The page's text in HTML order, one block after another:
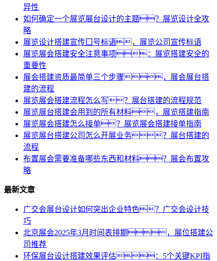
异性
如何确定一个展览展台设计的主题？展览设计全攻
略
展览设计搭建宣传囗号标语，展览公司宣传标语
展览展会搭建安全注意事项：展览搭建安全的
重要性
展会搭建资质最简单三个步骤，展会展台搭
建的流程
展览展会搭建流程怎么写？展台搭建的流程规范
展览展台搭建会用到的所有材料，展览搭建指南
展览展会搭建怎么接单？展览展会搭建接单指南
展览展台搭建公司怎么开展业务？展台搭建的
流程
布置展会需要准备哪些东西和材料？展会布置攻
略
最新文章
广交会展台设计如何突出企业特色？广交会设计技
巧
北京展会2025年3月时间表排期，展位搭建公
司推荐
环保展台设计搭建效果评估：5个关键KPI指